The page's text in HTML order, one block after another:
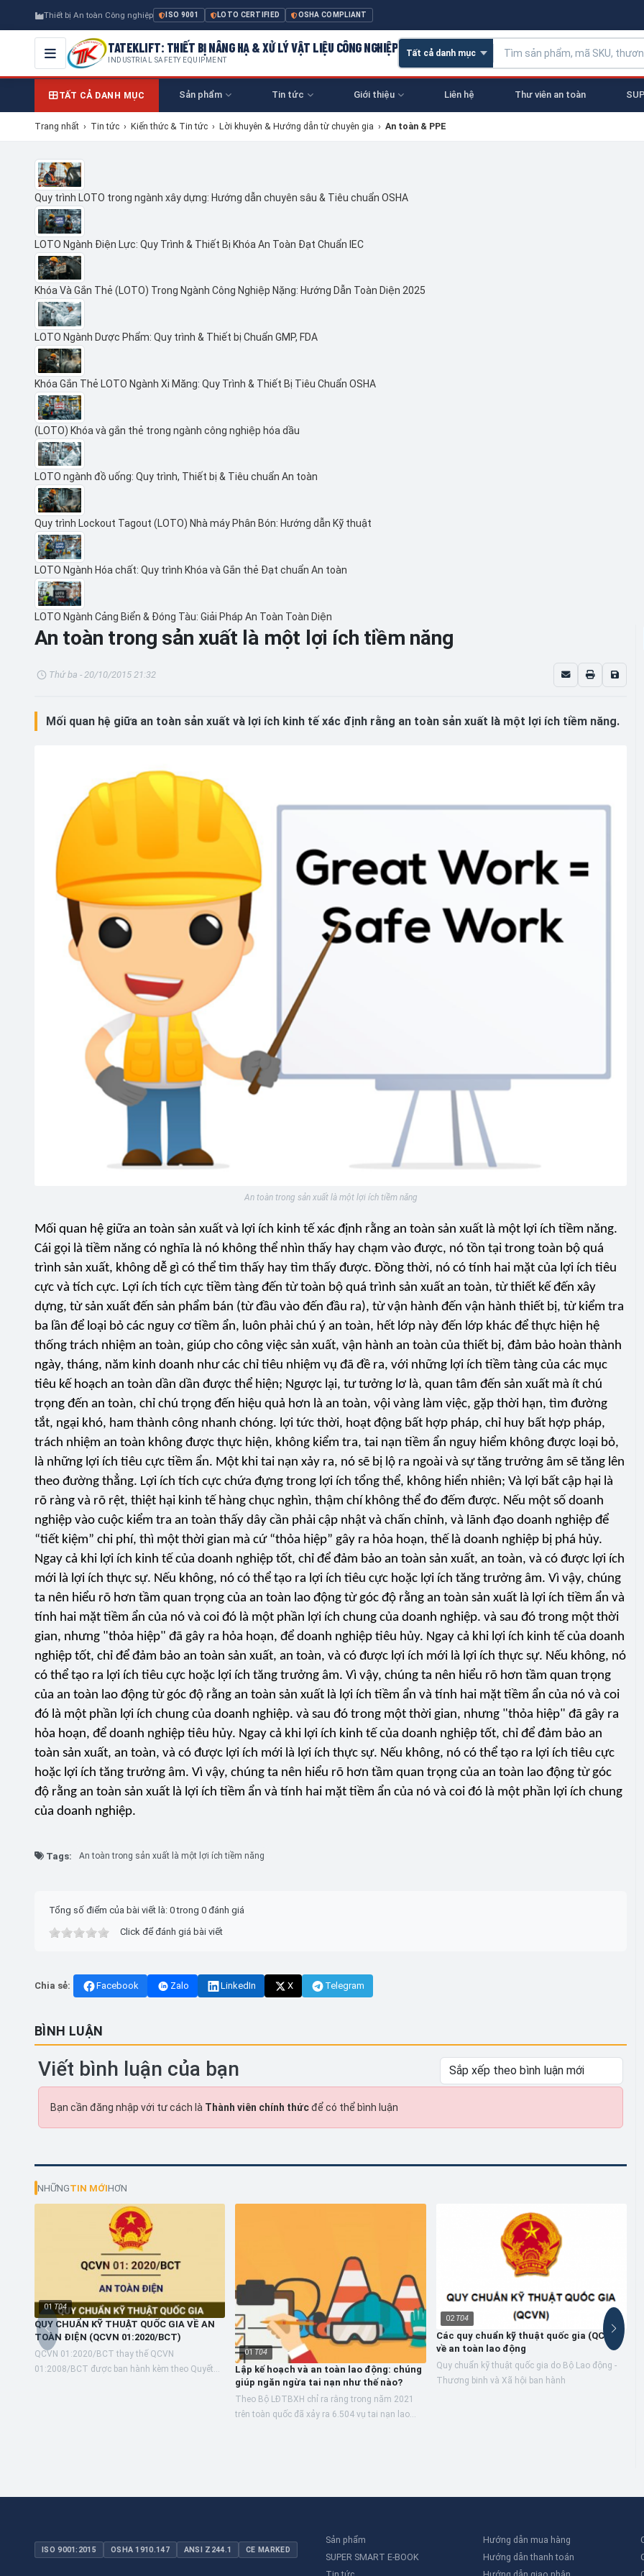
Thiết bị An toàn Công nghiệp ISO 9001 LOTO CERTIFIED OSHA COMPLIANT
TATEKLIFT: THIẾT BỊ NÂNG HẠ & XỬ LÝ VẬT LIỆU CÔNG NGHIỆP
INDUSTRIAL SAFETY EQUIPMENT
TẤT CẢ DANH MỤC Sản phẩm Tin tức Giới thiệu Liên hệ Thư viên an toàn
Trang nhất › Tin tức › Kiến thức & Tin tức › Lời khuyên & Hướng dẫn từ chuyên gia › An toàn & PPE
Quy trình LOTO trong ngành xây dựng: Hướng dẫn chuyên sâu & Tiêu chuẩn OSHA
LOTO Ngành Điện Lực: Quy Trình & Thiết Bị Khóa An Toàn Đạt Chuẩn IEC
Khóa Và Gắn Thẻ (LOTO) Trong Ngành Công Nghiệp Nặng: Hướng Dẫn Toàn Diện 2025
LOTO Ngành Dược Phẩm: Quy trình & Thiết bị Chuẩn GMP, FDA
Khóa Gắn Thẻ LOTO Ngành Xi Măng: Quy Trình & Thiết Bị Tiêu Chuẩn OSHA
(LOTO) Khóa và gắn thẻ trong ngành công nghiệp hóa dầu
LOTO ngành đồ uống: Quy trình, Thiết bị & Tiêu chuẩn An toàn
Quy trình Lockout Tagout (LOTO) Nhà máy Phân Bón: Hướng dẫn Kỹ thuật
LOTO Ngành Hóa chất: Quy trình Khóa và Gắn thẻ Đạt chuẩn An toàn
LOTO Ngành Cảng Biển & Đóng Tàu: Giải Pháp An Toàn Toàn Diện
An toàn trong sản xuất là một lợi ích tiềm năng
Thứ ba - 20/10/2015 21:32
Mối quan hệ giữa an toàn sản xuất và lợi ích kinh tế xác định rằng an toàn sản xuất là một lợi ích tiềm năng.
An toàn trong sản xuất là một lợi ích tiềm năng
Mối quan hệ giữa an toàn sản xuất và lợi ích kinh tế xác định rằng an toàn sản xuất là một lợi ích tiềm năng.
Cái gọi là tiềm năng có nghĩa là nó không thể nhìn thấy hay chạm vào được, nó tồn tại trong toàn bộ quá
trình sản xuất, không dễ gì có thể tìm thấy hay tìm thấy được. Đồng thời, nó có tính hai mặt của lợi ích tiêu
cực và tích cực. Lợi ích tích cực tiềm tàng đến từ toàn bộ quá trình sản xuất an toàn, từ thiết kế đến xây
dựng, từ sản xuất đến sản phẩm bán (từ đầu vào đến đầu ra), từ vận hành đến vận hành thiết bị, từ kiểm tra
ba lần để loại bỏ các nguy cơ tiềm ẩn, luôn phải chú ý an toàn, hết lớp này đến lớp khác để thực hiện hệ
thống trách nhiệm an toàn, giúp cho công việc sản xuất, vận hành an toàn của thiết bị, đảm bảo hoàn thành
ngày, tháng, năm kinh doanh như các chỉ tiêu nhiệm vụ đã đề ra, với những lợi ích tiềm tàng của các mục
tiêu kế hoạch an toàn dần dần được thể hiện; Ngược lại, tư tưởng lơ là, quan tâm đến sản xuất mà ít chú
trọng đến an toàn, chỉ chú trọng đến hiệu quả hơn là an toàn, vội vàng làm việc, gặp thời hạn, tìm đường
tắt, ngại khó, ham thành công nhanh chóng. lợi tức thời, hoạt động bất hợp pháp, chỉ huy bất hợp pháp,
trách nhiệm an toàn không được thực hiện, không kiểm tra, tai nạn tiềm ẩn nguy hiểm không được loại bỏ,
là những lợi ích tiêu cực tiềm ẩn. Một khi tai nạn xảy ra, nó sẽ bị lộ ra ngoài và sự tăng trưởng âm sẽ tăng lên
theo đường thẳng. Lợi ích tích cực chứa đựng trong lợi ích tổng thể, không hiển nhiên; Và lợi bất cập hại là
rõ ràng và rõ rệt, thiệt hại kinh tế hàng chục nghìn, thậm chí không thể đo đếm được. Nếu một số doanh
nghiệp vào cuộc kiểm tra an toàn thấy dây cần phải cập nhật và chấn chỉnh, và lãnh đạo doanh nghiệp để
“tiết kiệm” chi phí, thì một thời gian mà cứ “thỏa hiệp” gây ra hỏa hoạn, thế là doanh nghiệp bị phá hủy.
Ngay cả khi lợi ích kinh tế của doanh nghiệp tốt, chỉ để đảm bảo an toàn sản xuất, an toàn, và có được lợi ích
mới là lợi ích thực sự. Nếu không, nó có thể tạo ra lợi ích tiêu cực hoặc lợi ích tăng trưởng âm. Vì vậy, chúng
ta nên hiểu rõ hơn tầm quan trọng của an toàn lao động từ góc độ rằng an toàn sản xuất là lợi ích tiềm ẩn và
tính hai mặt tiềm ẩn của nó và coi đó là một phần lợi ích chung của doanh nghiệp. và sau đó trong một thời
gian, nhưng "thỏa hiệp" đã gây ra hỏa hoạn, để doanh nghiệp tiêu hủy. Ngay cả khi lợi ích kinh tế của doanh
nghiệp tốt, chỉ để đảm bảo an toàn sản xuất, an toàn, và có được lợi ích mới là lợi ích thực sự. Nếu không, nó
có thể tạo ra lợi ích tiêu cực hoặc lợi ích tăng trưởng âm. Vì vậy, chúng ta nên hiểu rõ hơn tầm quan trọng
của an toàn lao động từ góc độ rằng an toàn sản xuất là lợi ích tiềm ẩn và tính hai mặt tiềm ẩn của nó và coi
đó là một phần lợi ích chung của doanh nghiệp. và sau đó trong một thời gian, nhưng "thỏa hiệp" đã gây ra
hỏa hoạn, để doanh nghiệp tiêu hủy. Ngay cả khi lợi ích kinh tế của doanh nghiệp tốt, chỉ để đảm bảo an
toàn sản xuất, an toàn, và có được lợi ích mới là lợi ích thực sự. Nếu không, nó có thể tạo ra lợi ích tiêu cực
hoặc lợi ích tăng trưởng âm. Vì vậy, chúng ta nên hiểu rõ hơn tầm quan trọng của an toàn lao động từ góc
độ rằng an toàn sản xuất là lợi ích tiềm ẩn và tính hai mặt tiềm ẩn của nó và coi đó là một phần lợi ích chung
của doanh nghiệp.
Tags: An toàn trong sản xuất là một lợi ích tiềm năng
Tổng số điểm của bài viết là: 0 trong 0 đánh giá
Click để đánh giá bài viết
Chia sẻ: Facebook Zalo LinkedIn X Telegram
BÌNH LUẬN
Viết bình luận của bạn
Bạn cần đăng nhập với tư cách là Thành viên chính thứcđể có thể bình luận
NHỮNGTIN MỚIHƠN
01 T04
QUY CHUẨN KỸ THUẬT QUỐC GIA VỀ AN
TOÀN ĐIỆN (QCVN 01:2020/BCT)
QCVN 01:2020/BCT thay thế QCVN
01:2008/BCT được ban hành kèm theo Quyết
01 T04
Lập kế hoạch và an toàn lao động: chúng
giúp ngăn ngừa tai nạn như thế nào?
Theo Bộ LĐTBXH chỉ ra rằng trong năm 2021
trên toàn quốc đã xảy ra 6.504 vụ tai nạn lao
02 T04
Các quy chuẩn kỹ thuật quốc gia (QCVN)
về an toàn lao động
Quy chuẩn kỹ thuật quốc gia do Bộ Lao động -
Thương binh và Xã hội ban hành
ISO 9001:2015 OSHA 1910.147 ANSI Z244.1 CE MARKED
Sản phẩm
SUPER SMART E-BOOK
Hướng dẫn mua hàng
Hướng dẫn thanh toán